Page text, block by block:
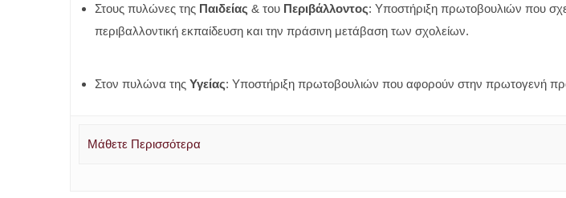
Στους πυλώνες της Παιδείας & του Περιβάλλοντος: Υποστήριξη πρωτοβουλιών που
περιβαλλοντική εκπαίδευση και την πράσινη μετάβαση των σχολείων.
Στον πυλώνα της Υγείας: Υποστήριξη πρωτοβουλιών που αφορούν στην πρωτογενή
Μάθετε Περισσότερα